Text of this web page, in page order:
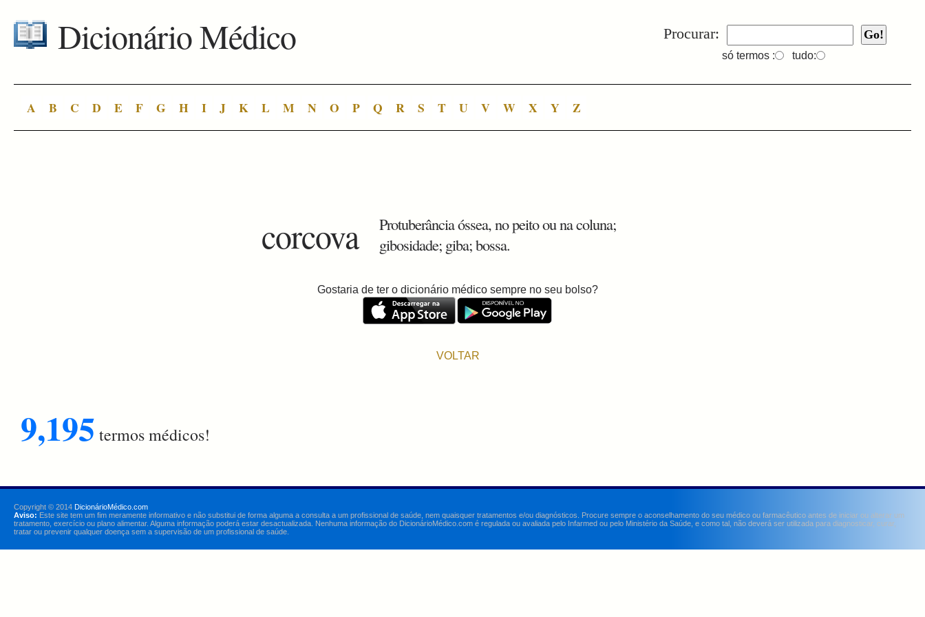
Procurar:
só termos : tudo:
Dicionário Médico
A B C D E F G H I J K L M N O P Q R S T U V W X Y Z
corcova
Protuberância óssea, no peito ou na coluna;
gibosidade; giba; bossa.
Gostaria de ter o dicionário médico sempre no seu bolso?
VOLTAR
9,195 termos médicos!
Copyright © 2014 DicionárioMédico.com
Aviso: Este site tem um fim meramente informativo e não substitui de forma alguma a consulta a um profissional de saúde, nem quaisquer tratamentos e/ou diagnósticos. Procure sempre o aconselhamento do seu médico ou farmacêutico antes de iniciar ou alterar um
tratamento, exercício ou plano alimentar. Alguma informação poderá estar desactualizada. Nenhuma informação do DicionárioMédico.com é regulada ou avaliada pelo Infarmed ou pelo Ministério da Saúde, e como tal, não deverá ser utilizada para diagnosticar, curar,
tratar ou prevenir qualquer doença sem a supervisão de um profissional de saúde.